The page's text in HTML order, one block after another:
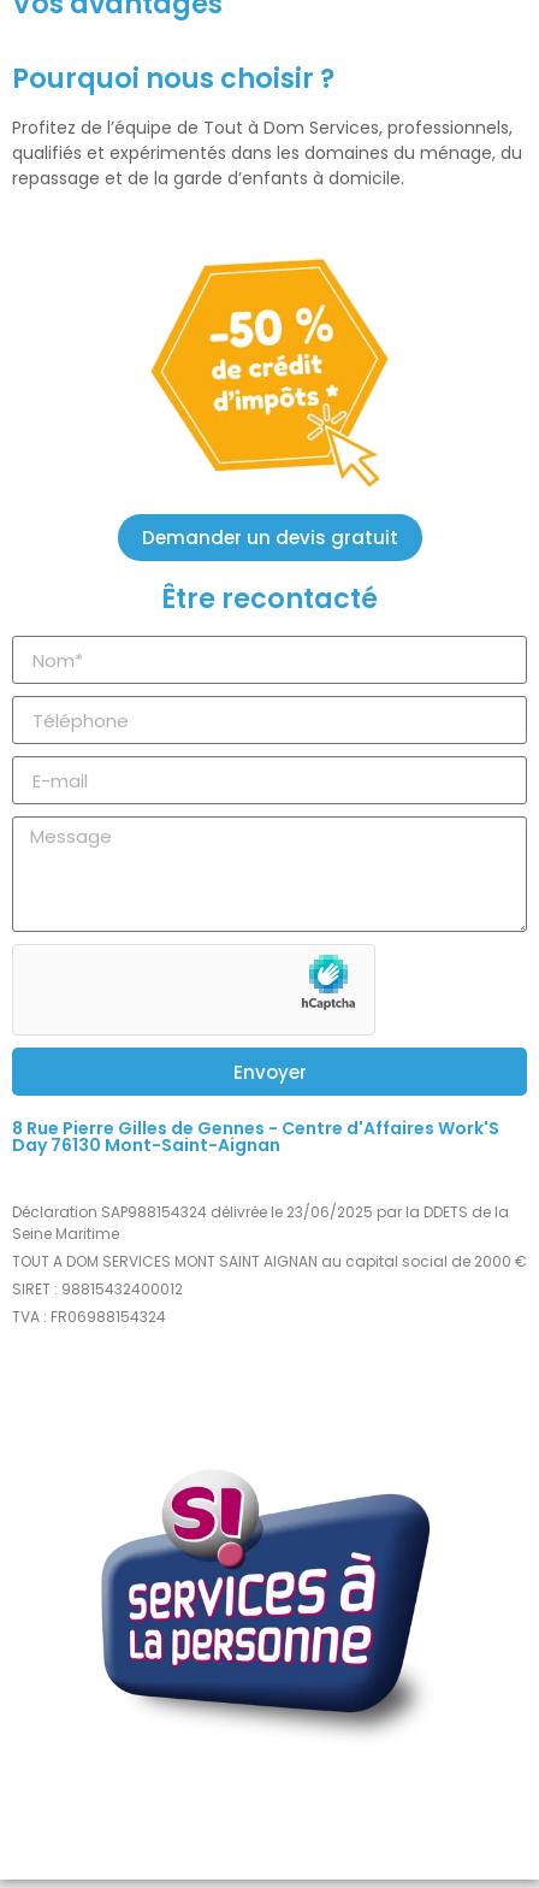
Pourquoi nous choisir ?
Profitez de l’équipe de Tout à Dom Services, professionnels,
qualifiés et expérimentés dans les domaines du ménage, du
repassage et de la garde d’enfants à domicile.
Demander un devis gratuit
Être recontacté
Envoyer
8 Rue Pierre Gilles de Gennes - Centre d'Affaires Work'S
Day 76130 Mont-Saint-Aignan
Déclaration SAP988154324 délivrée le 23/06/2025 par la DDETS de la
Seine Maritime
TOUT A DOM SERVICES MONT SAINT AIGNAN au capital social de 2000 €
SIRET : 98815432400012
TVA : FR06988154324